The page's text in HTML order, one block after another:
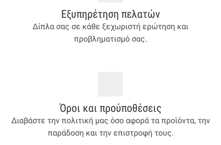
Εξυπηρέτηση πελατών
Δίπλα σας σε κάθε ξεχωριστή ερώτηση και
προβληματισμό σας.
Όροι και προύποθέσεις
Διαβάστε την πολιτική μας όσο αφορά τα προϊόντα, την
παράδοση και την επιστροφή τους.